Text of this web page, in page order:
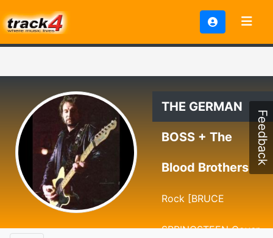
THE GERMAN
BOSS + The
Blood Brothers
Rock [BRUCE
SPRINGSTEEN Cover
Feedback